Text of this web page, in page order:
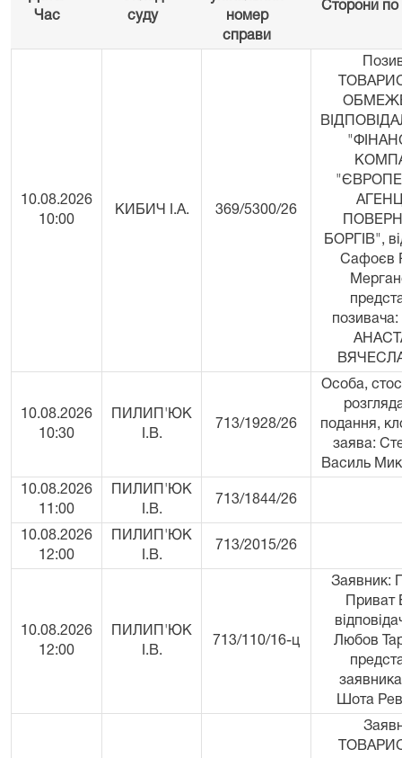
Час
суду
номер
справи
Сторони по
10.08.2026
10:00
КИБИЧ І.А. 369/5300/26
БОРГІВ",
Сафоєв
10.08.2026
10:30
ПИЛИП'ЮК
І.В.
713/1928/26
Особа,
подання,
заява:
Василь
10.08.2026
11:00
ПИЛИП'ЮК
І.В.
713/1844/26
10.08.2026
12:00
ПИЛИП'ЮК
І.В.
713/2015/26
10.08.2026
12:00
ПИЛИП'ЮК
І.В.
713/110/16-ц
Заявник:
Приват
Любов
Шота